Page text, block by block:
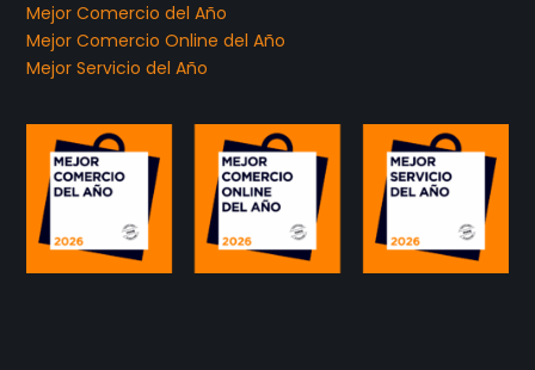
Mejor Comercio del Año
Mejor Comercio Online del Año
Mejor Servicio del Año